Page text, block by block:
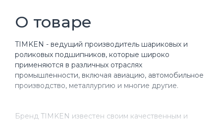
О товаре
TIMKEN - ведущий производитель шариковых и
роликовых подшипников, которые широко
применяются в различных отраслях
промышленности, включая авиацию, автомобильное
производство, металлургию и многие другие.
Бренд TIMKEN известен своим качественным и